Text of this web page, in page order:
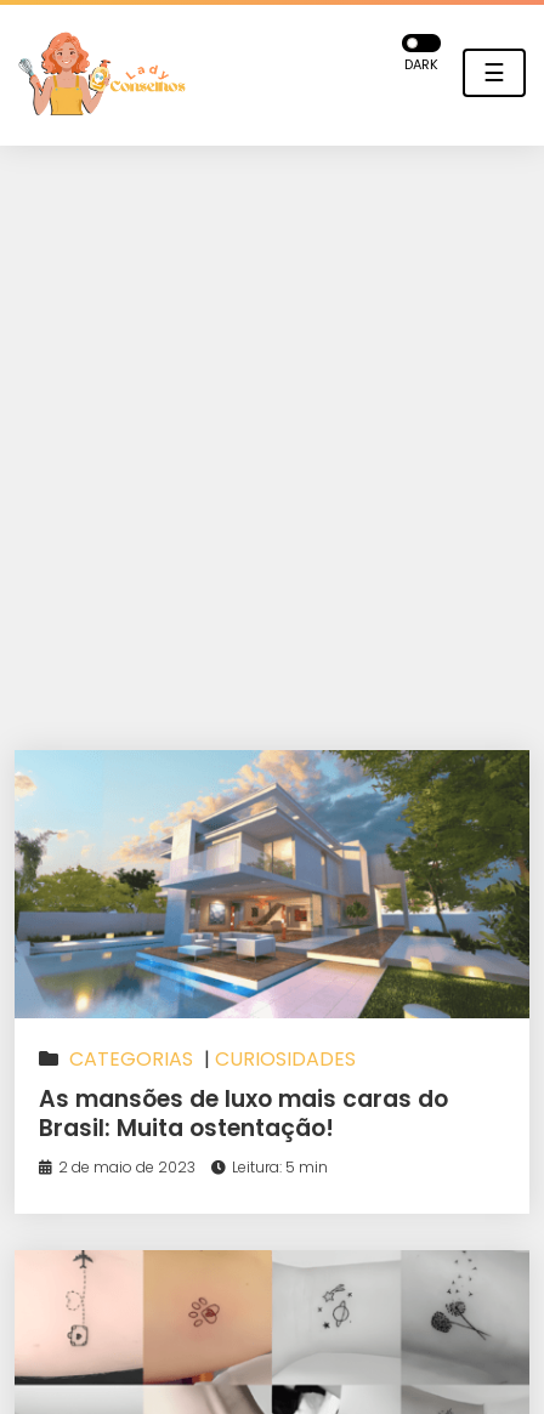
☰
DARK
CATEGORIAS | CURIOSIDADES
As mansões de luxo mais caras do
Brasil: Muita ostentação!
2 de maio de 2023 Leitura: 5 min